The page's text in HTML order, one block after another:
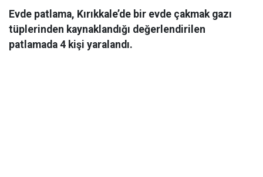
Evde patlama, Kırıkkale’de bir evde çakmak gazı
tüplerinden kaynaklandığı değerlendirilen
patlamada 4 kişi yaralandı.